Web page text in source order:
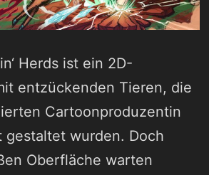
Herds ist ein 2D-
entzückenden Tieren, die
Cartoonproduzentin
gestaltet wurden. Doch
Oberfläche warten